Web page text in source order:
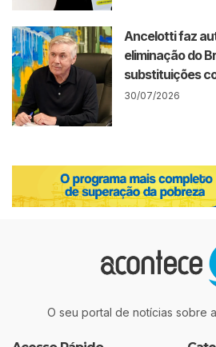
Ancelotti faz
eliminação do
substituições
30/07/2026
O seu portal de notícias sobre